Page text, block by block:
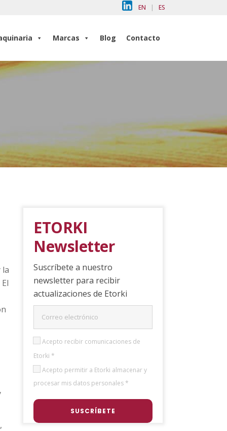
EN | ES
Marcas Blog Contacto
la
ETORKI
Newsletter
Suscríbete a nuestro
newsletter para recibir
actualizaciones de Etorki
Acepto recibir comunicaciones de
Etorki *
Acepto permitir a Etorki almacenar y
procesar mis datos personales *